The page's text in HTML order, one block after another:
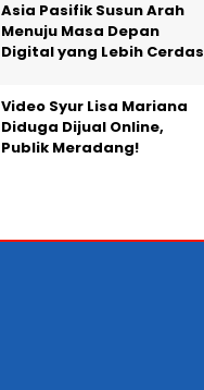
Asia Pasifik Susun Arah
Menuju Masa Depan
Digital yang Lebih Cerdas
Video Syur Lisa Mariana
Diduga Dijual Online,
Publik Meradang!